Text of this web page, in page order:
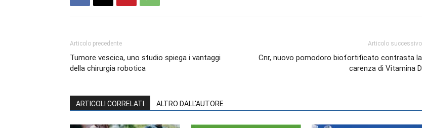
Articolo precedente
Tumore vescica, uno studio spiega i vantaggi
della chirurgia robotica
Articolo successivo
Cnr, nuovo pomodoro biofortificato contrasta la
carenza di Vitamina D
ARTICOLI CORRELATI ALTRO DALL'AUTORE